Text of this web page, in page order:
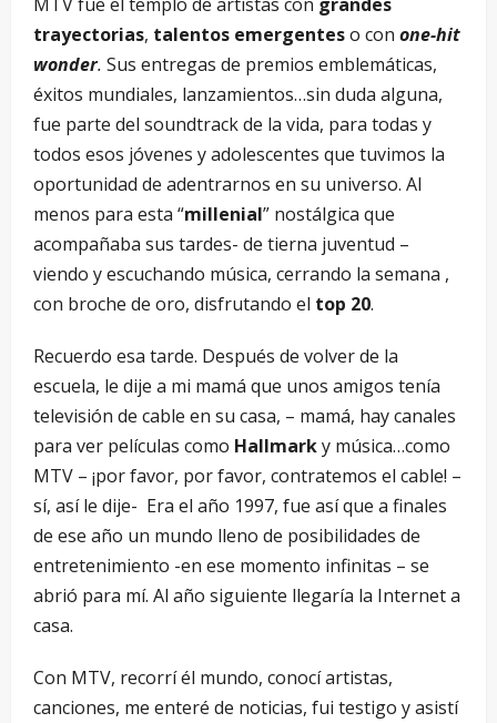
trayectorias, talentos emergenteso con one-hit
wonder. Sus entregas de premios emblemáticas,
éxitos mundiales, lanzamientos…sin duda alguna,
fue parte del soundtrack de la vida, para todas y
todos esos jóvenes y adolescentes que tuvimos la
oportunidad de adentrarnos en su universo. Al
menos para esta “millenial” nostálgica que
acompañaba sus tardes- de tierna juventud –
viendo y escuchando música, cerrando la semana ,
con broche de oro, disfrutando el top 20.
Recuerdo esa tarde. Después de volver de la
escuela, le dije a mi mamá que unos amigos tenía
televisión de cable en su casa, – mamá, hay canales
para ver películas como Hallmarky música…como
MTV – ¡por favor, por favor, contratemos el cable! –
sí, así le dije- Era el año 1997, fue así que a finales
de ese año un mundo lleno de posibilidades de
entretenimiento -en ese momento infinitas – se
abrió para mí. Al año siguiente llegaría la Internet a
casa.
Con MTV, recorrí él mundo, conocí artistas,
canciones, me enteré de noticias, fui testigo y asistí